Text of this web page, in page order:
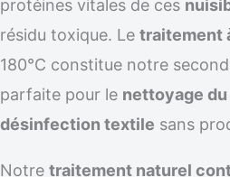
protéines vitales de ces
résidu toxique. Le traitement
180°C constitue notre
parfaite pour le nettoyage
désinfection textile sans
Notre traitement naturel